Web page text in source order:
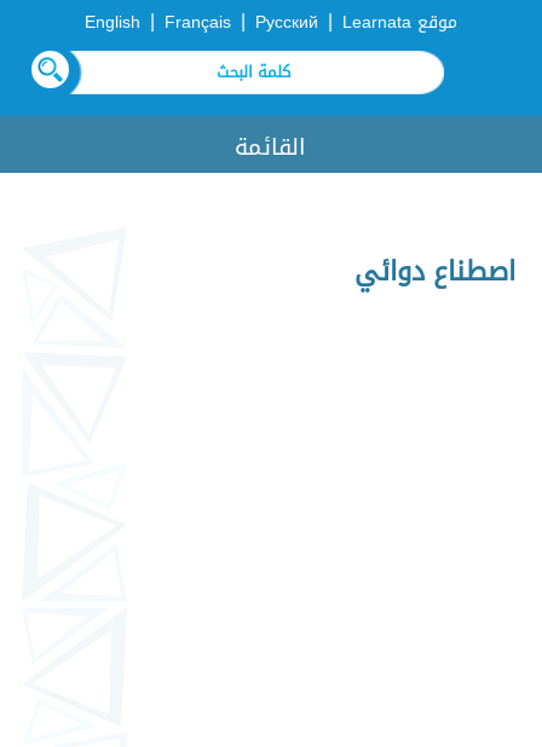
موقع Learnata |
Русский
|
Français
|
English
القائمة
اصطناع دوائي